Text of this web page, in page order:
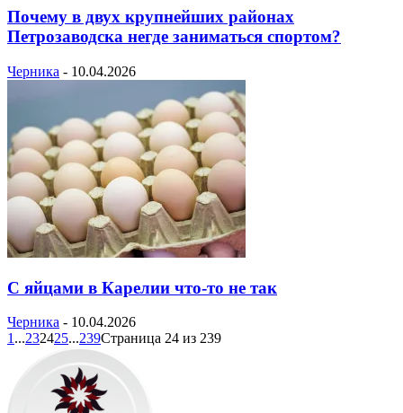
Почему в двух крупнейших районах
Петрозаводска негде заниматься спортом?
Черника - 10.04.2026
С яйцами в Карелии что-то не так
Черника - 10.04.2026
1 ...232425...239Страница 24 из 239